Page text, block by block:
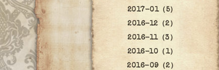
2017-01（5）
2016-12（2）
2016-11（3）
2016-10（1）
2016-09（2）